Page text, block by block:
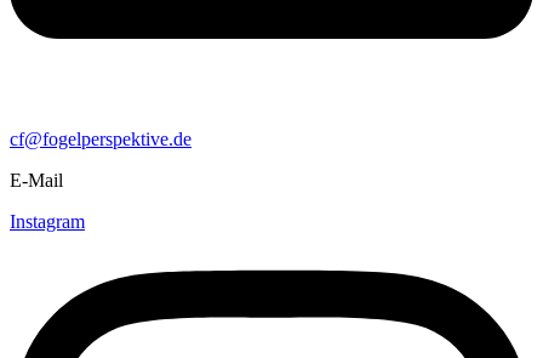
cf@fogelperspektive.de
E-Mail
Instagram